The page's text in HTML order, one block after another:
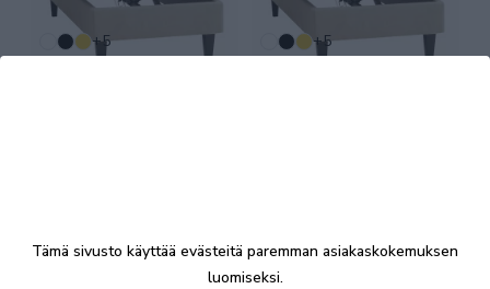
+5 +5
Tämä sivusto käyttää evästeitä paremman asiakaskokemuksen
luomiseksi.